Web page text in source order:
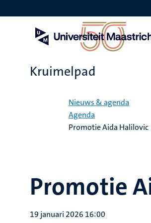
en
Kruimelpad
Nieuws & agenda
Agenda
Promotie Aida Halilovic
Promotie
19 januari 2026 16:00